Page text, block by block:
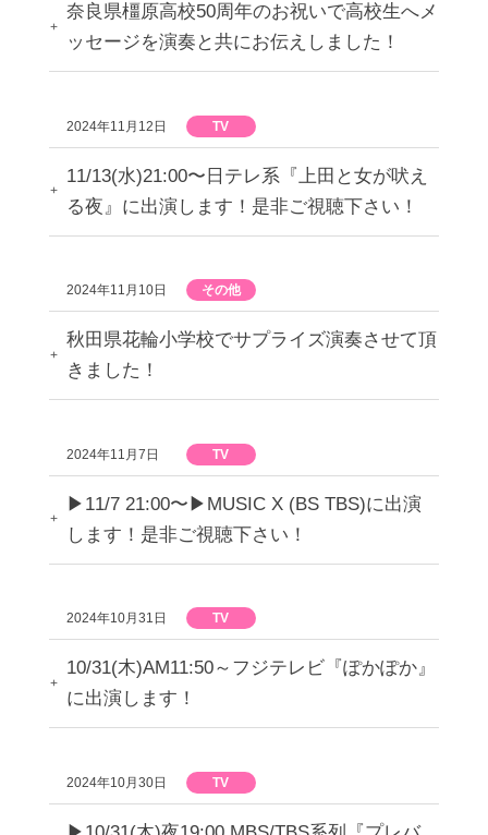
奈良県橿原高校50周年のお祝いで高校生へメ
ッセージを演奏と共にお伝えしました！
2024年11月12日 TV
11/13(水)21:00〜日テレ系『上田と女が吠え
る夜』に出演します！是非ご視聴下さい！
2024年11月10日 その他
秋田県花輪小学校でサプライズ演奏させて頂
きました！
2024年11月7日 TV
▶︎11/7 21:00〜▶︎MUSIC X (BS TBS)に出演
します！是非ご視聴下さい！
2024年10月31日 TV
10/31(木)AM11:50～フジテレビ『ぽかぽか』
に出演します！
2024年10月30日 TV